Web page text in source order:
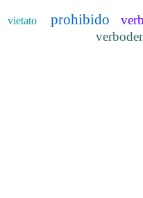
vietato prohibido